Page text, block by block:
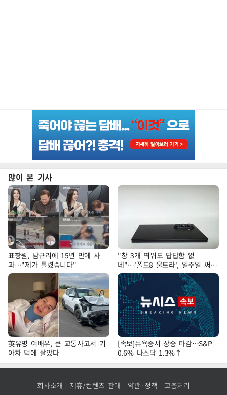
많이 본 기사
표창원, 남규리에 15년 만에 사
과…"제가 틀렸습니다"
"창 3개 띄워도 답답함 없
네"…'폴드8 울트라', 일주일 써보
니
英유명 여배우, 큰 교통사고서 기
아차 덕에 살았다
[속보]뉴욕증시 상승 마감…S&P
0.6% 나스닥 1.3%↑
회사소개 제휴/컨텐츠 판매 약관·정책 고충처리